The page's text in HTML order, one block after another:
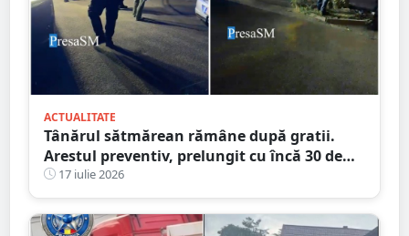
ACTUALITATE
Tânărul sătmărean rămâne după gratii.
Arestul preventiv, prelungit cu încă 30 de
zile în dosarul morții de la Ștrandul Satu
Mare
17 iulie 2026